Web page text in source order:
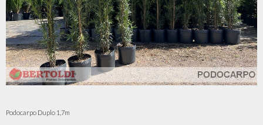
Podocarpo Duplo 1,7m